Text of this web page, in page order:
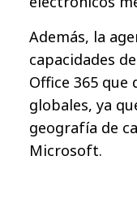
Además, la
capacidades
Office 365 que
globales, ya
geografía de
Microsoft.